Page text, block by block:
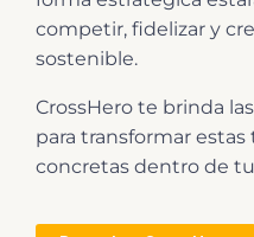
competir, fidelizar y
sostenible.
CrossHero te brinda
para transformar
concretas dentro de